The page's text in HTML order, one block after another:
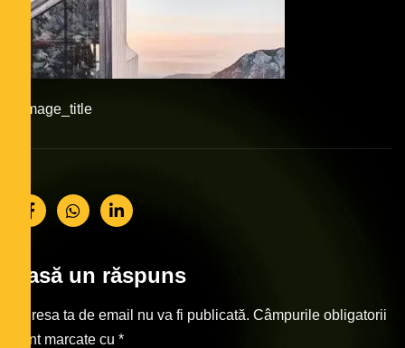
#image_title
Lasă un răspuns
Adresa ta de email nu va fi publicată. Câmpurile obligatorii
sunt marcate cu *